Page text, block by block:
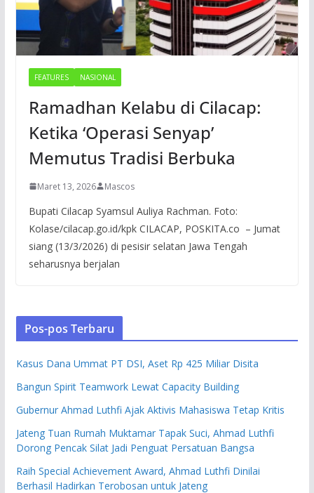
FEATURES NASIONAL
Ramadhan Kelabu di Cilacap:
Ketika ‘Operasi Senyap’
Memutus Tradisi Berbuka
Maret 13, 2026 Mascos
Bupati Cilacap Syamsul Auliya Rachman. Foto:
Kolase/cilacap.go.id/kpk CILACAP, POSKITA.co – Jumat
siang (13/3/2026) di pesisir selatan Jawa Tengah
seharusnya berjalan
Pos-pos Terbaru
Kasus Dana Ummat PT DSI, Aset Rp 425 Miliar Disita
Bangun Spirit Teamwork Lewat Capacity Building
Gubernur Ahmad Luthfi Ajak Aktivis Mahasiswa Tetap Kritis
Jateng Tuan Rumah Muktamar Tapak Suci, Ahmad Luthfi
Dorong Pencak Silat Jadi Penguat Persatuan Bangsa
Raih Special Achievement Award, Ahmad Luthfi Dinilai
Berhasil Hadirkan Terobosan untuk Jateng